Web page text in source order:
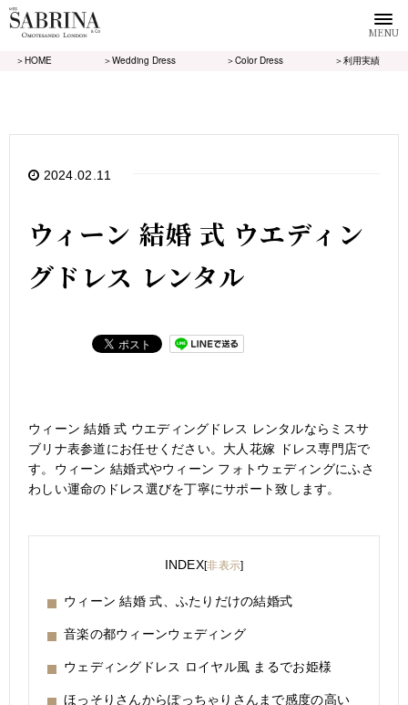
MENU
＞HOME ＞Wedding Dress ＞Color Dress ＞利用実績
2024.02.11
ウィーン 結婚 式 ウエディン
グドレス レンタル
ウィーン 結婚 式 ウエディングドレス レンタルならミスサ
ブリナ表参道にお任せください。大人花嫁 ドレス専門店で
す。ウィーン 結婚式やウィーン フォトウェディングにふさ
わしい運命のドレス選びを丁寧にサポート致します。
INDEX[非表示]
ウィーン 結婚 式、ふたりだけの結婚式
音楽の都ウィーンウェディング
ウェディングドレス ロイヤル風 まるでお姫様
ほっそりさんからぽっちゃりさんまで感度の高い